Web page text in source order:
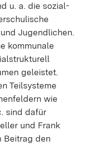
u. a. die sozial-
Jugendlichen.
kommunale
geleistet.
Teilsysteme
wie
sind dafür
und Frank
Beitrag den